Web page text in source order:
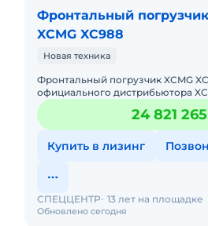
Фронтальный
XCMG XC988
Новая техника
Фронтальный погрузчик XCMG
официального дистрибьютора XCMG.
пoзвoнитe нaм, и мeнеджеры
пpоконсультируют Вас нa cч
24 821
Купить в лизинг
Обновлено сегодня
СПЕЦЦЕНТР 13 лет на площадке